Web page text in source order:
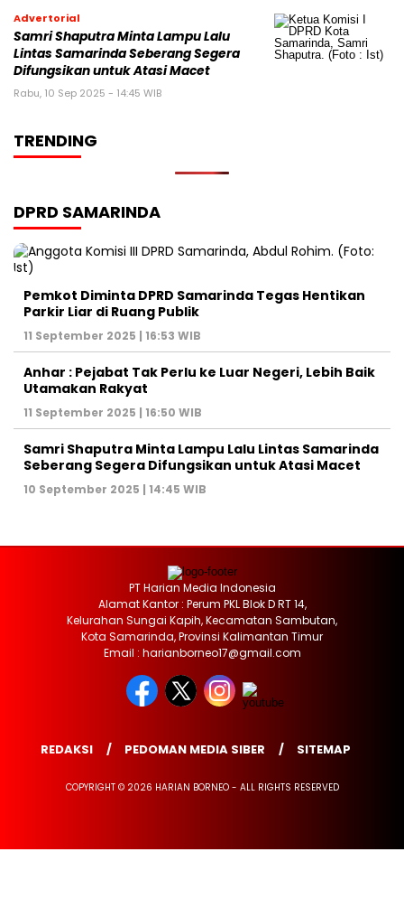
Advertorial
Samri Shaputra Minta Lampu Lalu
Lintas Samarinda Seberang Segera
Difungsikan untuk Atasi Macet
Rabu, 10 Sep 2025 - 14:45 WIB
TRENDING
DPRD SAMARINDA
Pemkot Diminta DPRD Samarinda Tegas Hentikan
Parkir Liar di Ruang Publik
11 September 2025 | 16:53 WIB
Anhar : Pejabat Tak Perlu ke Luar Negeri, Lebih Baik
Utamakan Rakyat
11 September 2025 | 16:50 WIB
Samri Shaputra Minta Lampu Lalu Lintas Samarinda
Seberang Segera Difungsikan untuk Atasi Macet
10 September 2025 | 14:45 WIB
PT Harian Media Indonesia
Alamat Kantor : Perum PKL Blok D RT 14,
Kelurahan Sungai Kapih, Kecamatan Sambutan,
Kota Samarinda, Provinsi Kalimantan Timur
Email : harianborneo17@gmail.com
REDAKSI PEDOMAN MEDIA SIBER SITEMAP
COPYRIGHT © 2026 HARIAN BORNEO - ALL RIGHTS RESERVED